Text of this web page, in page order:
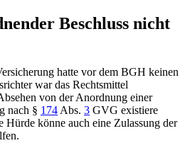
Beschluss nicht
hatte vor dem BGH keinen
war das Rechtsmittel
von der Anordnung einer
nach § 174Abs. 3 GVG existiere
Hürde könne auch eine Zulassung der